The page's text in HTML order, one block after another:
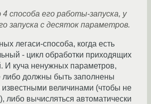
4 способа его работы-запуска, у
запуска с десяток параметров.
легаси-способа, когда есть
- цикл обработки приходящих
И куча ненужных параметров,
либо должны быть заполнены
известными величинами (чтобы не
либо вычисляться автоматически